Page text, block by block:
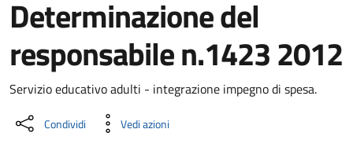
Determinazione del
responsabile n.1423 2012
Dettaglio del documento
Servizio educativo adulti - integrazione impegno di spesa.
Condividi Vedi azioni